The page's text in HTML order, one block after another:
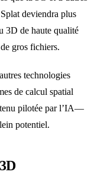
deviendra plus
3D de haute qualité
gros fichiers.
technologies
de calcul spatial
pilotée par l’IA—
potentiel.